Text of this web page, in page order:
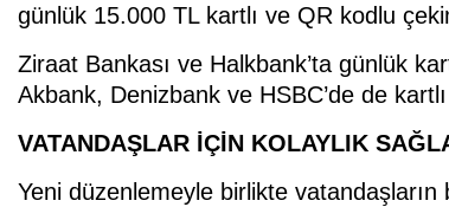
günlük 15.000 TL kartlı ve QR kodlu
Ziraat Bankası ve Halkbank’ta günlük
Akbank, Denizbank ve HSBC’de de
VATANDAŞLAR İÇİN KOLAYLIK
Yeni düzenlemeyle birlikte vatandaşların